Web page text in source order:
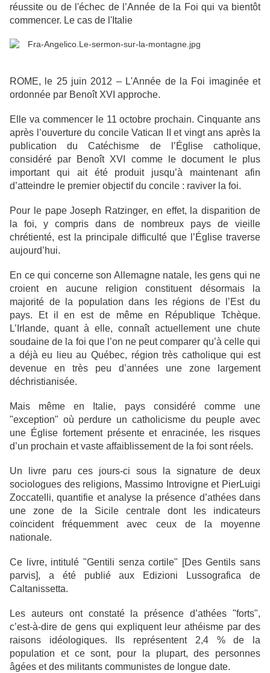
réussite ou de l'échec de l’Année de la Foi qui va bientôt
commencer. Le cas de l'Italie
ROME, le 25 juin 2012 – L'Année de la Foi imaginée et
ordonnée par Benoît XVI approche.
Elle va commencer le 11 octobre prochain. Cinquante ans
après l’ouverture du concile Vatican II et vingt ans après la
publication du Catéchisme de l’Église catholique,
considéré par Benoît XVI comme le document le plus
important qui ait été produit jusqu’à maintenant afin
d’atteindre le premier objectif du concile : raviver la foi.
Pour le pape Joseph Ratzinger, en effet, la disparition de
la foi, y compris dans de nombreux pays de vieille
chrétienté, est la principale difficulté que l’Église traverse
aujourd’hui.
En ce qui concerne son Allemagne natale, les gens qui ne
croient en aucune religion constituent désormais la
majorité de la population dans les régions de l’Est du
pays. Et il en est de même en République Tchèque.
L’Irlande, quant à elle, connaît actuellement une chute
soudaine de la foi que l’on ne peut comparer qu’à celle qui
a déjà eu lieu au Québec, région très catholique qui est
devenue en très peu d’années une zone largement
déchristianisée.
Mais même en Italie, pays considéré comme une
"exception" où perdure un catholicisme du peuple avec
une Église fortement présente et enracinée, les risques
d’un prochain et vaste affaiblissement de la foi sont réels.
Un livre paru ces jours-ci sous la signature de deux
sociologues des religions, Massimo Introvigne et PierLuigi
Zoccatelli, quantifie et analyse la présence d’athées dans
une zone de la Sicile centrale dont les indicateurs
coïncident fréquemment avec ceux de la moyenne
nationale.
Ce livre, intitulé "Gentili senza cortile" [Des Gentils sans
parvis], a été publié aux Edizioni Lussografica de
Caltanissetta.
Les auteurs ont constaté la présence d’athées "forts",
c’est-à-dire de gens qui expliquent leur athéisme par des
raisons idéologiques. Ils représentent 2,4 % de la
population et ce sont, pour la plupart, des personnes
âgées et des militants communistes de longue date.